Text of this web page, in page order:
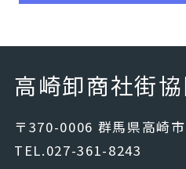
高崎卸商社街
〒370-0006 群馬県高崎
TEL.027-361-8243